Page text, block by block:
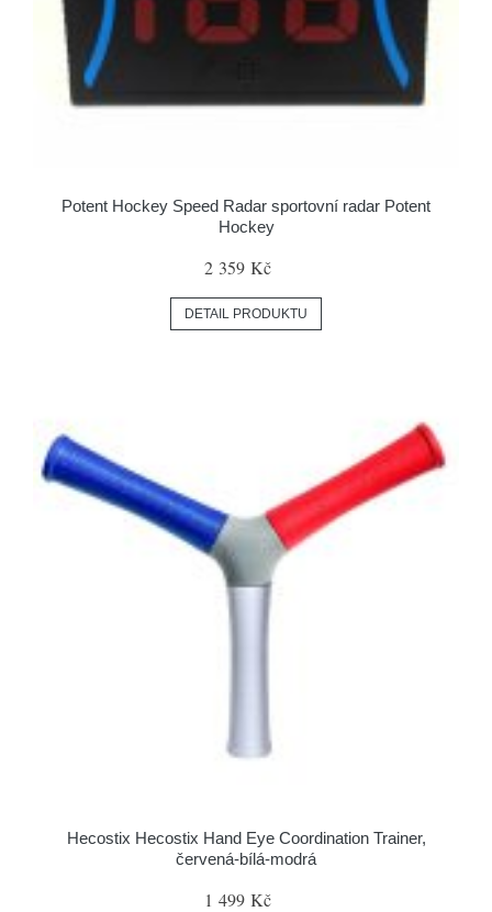
Potent Hockey Speed Radar sportovní radar Potent
Hockey
2 359 Kč
DETAIL PRODUKTU
Hecostix Hecostix Hand Eye Coordination Trainer,
červená-bílá-modrá
1 499 Kč